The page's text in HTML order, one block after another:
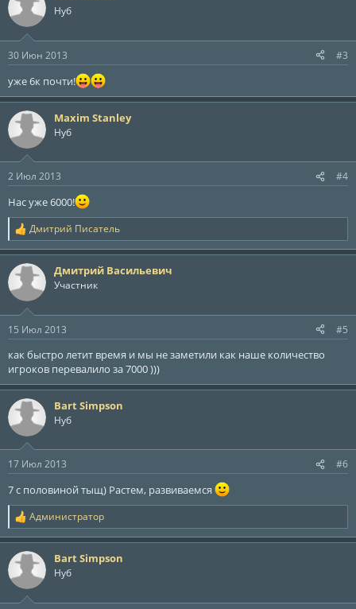
Нуб
30 Июн 2013 #3
уже 6к почти!
Maxim Stanley
Нуб
2 Июл 2013 #4
Нас уже 6000!
Р
е
а
к
ц
и
:
Дмитрий Писатель
Дмитрий Васильевич
Участник
15 Июл 2013 #5
как быстро летит время и мы не заметили как наше количество
игроков перевалило за 7000 )))
Bart Simpson
Нуб
17 Июл 2013 #6
7 с половиной тыщ) Растем, развиваемся
Р
е
а
к
ц
и
Администратор
Bart Simpson
Нуб